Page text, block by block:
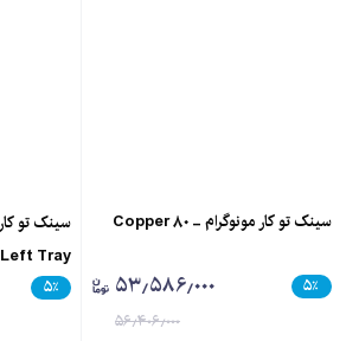
سینک تو کار مونوگرام - Copper 80
۵٪ ۵۳٫۵۸۶٫۰۰۰
۵۶٫۴۰۶٫۰۰۰
Left Tray
۵٪